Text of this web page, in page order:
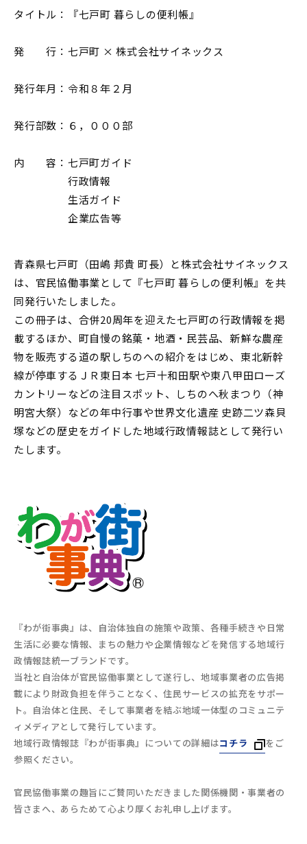
タイトル：『七戸町 暮らしの便利帳』
発 行：七戸町 × 株式会社サイネックス
発行年月：令和８年２月
発行部数：６，０００部
内 容：七戸町ガイド
行政情報
生活ガイド
企業広告等
青森県七戸町（田嶋 邦貴 町長）と株式会社サイネックス
は、官民協働事業として『七戸町 暮らしの便利帳』を共
同発行いたしました。
この冊子は、合併20周年を迎えた七戸町の行政情報を掲
載するほか、町自慢の銘菓・地酒・民芸品、新鮮な農産
物を販売する道の駅しちのへの紹介をはじめ、東北新幹
線が停車するＪＲ東日本 七戸十和田駅や東八甲田ローズ
カントリーなどの注目スポット、しちのへ秋まつり（神
明宮大祭）などの年中行事や世界文化遺産 史跡二ツ森貝
塚などの歴史をガイドした地域行政情報誌として発行い
たします。
『わが街事典』は、自治体独自の施策や政策、各種手続きや日常
生活に必要な情報、まちの魅力や企業情報などを発信する地域行
政情報誌統一ブランドです。
当社と自治体が官民協働事業として遂行し、地域事業者の広告掲
載により財政負担を伴うことなく、住民サービスの拡充をサポー
ト。自治体と住民、そして事業者を結ぶ地域一体型のコミュニテ
ィメディアとして発行しています。
地域行政情報誌『わが街事典』についての詳細はコチラ
をご
参照ください。
官民協働事業の趣旨にご賛同いただきました関係機関・事業者の
皆さまへ、あらためて心より厚くお礼申し上げます。